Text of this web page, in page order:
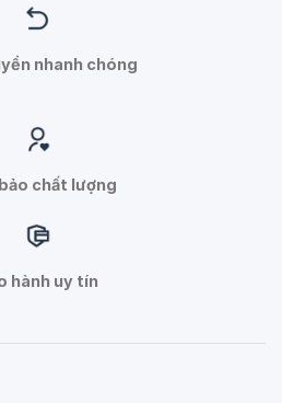
nhanh chóng
chất lượng
hành uy tín